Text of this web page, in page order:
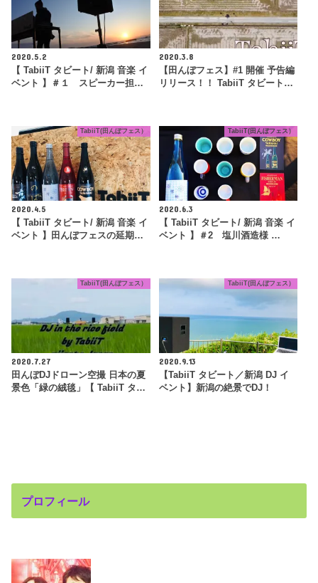
2020.5.2
【 TabiiT タビート/ 新潟 音楽 イ
ベント 】＃１ スピーカー担…
2020.3.8
【田んぼフェス】#1 開催 予告編
リリース！！ TabiiT タビート…
TabiiT(田んぼフェス）
2020.4.5
【 TabiiT タビート/ 新潟 音楽 イ
ベント 】田んぼフェスの延期…
TabiiT(田んぼフェス）
2020.6.3
【 TabiiT タビート/ 新潟 音楽 イ
ベント 】＃2 塩川酒造様 …
TabiiT(田んぼフェス）
2020.7.27
田んぼDJドローン空撮 日本の夏
景色「緑の絨毯」【 TabiiT タ…
TabiiT(田んぼフェス）
2020.9.13
【TabiiT タビート／新潟 DJ イ
ベント】新潟の絶景でDJ！
プロフィール